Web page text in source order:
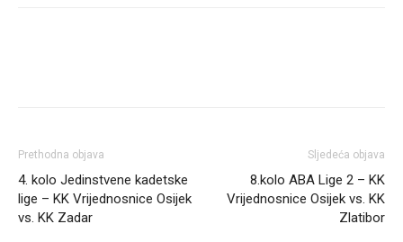
Prethodna objava
4. kolo Jedinstvene kadetske
lige – KK Vrijednosnice Osijek
vs. KK Zadar
Sljedeća objava
8.kolo ABA Lige 2 – KK
Vrijednosnice Osijek vs. KK
Zlatibor